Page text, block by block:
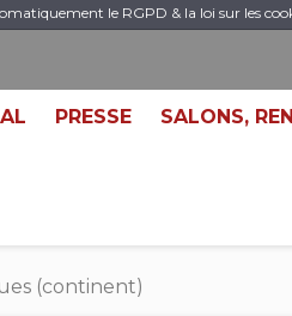
le RGPD & la loi sur les
PRESSE
SALONS,
(continent)